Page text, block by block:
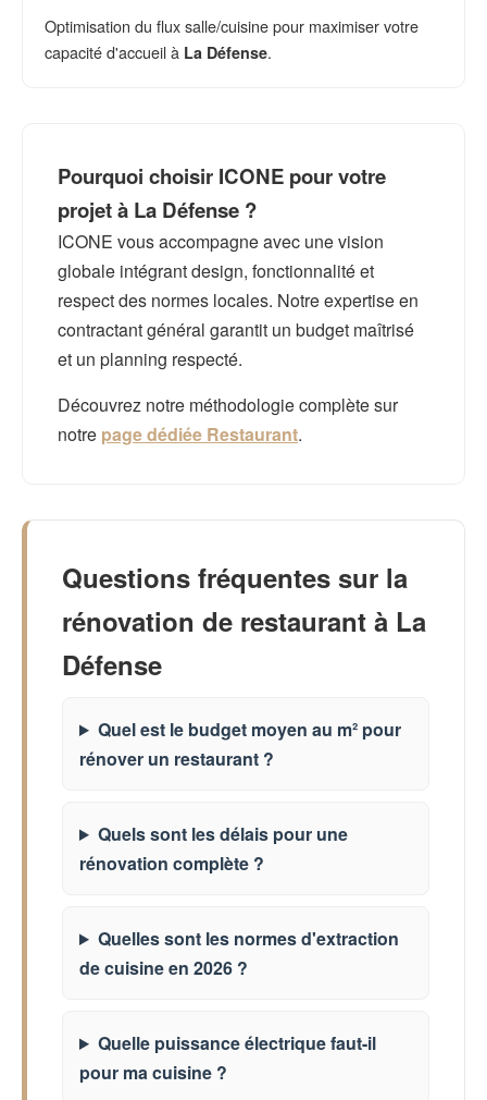
Optimisation du flux salle/cuisine pour maximiser votre
capacité d'accueil à La Défense.
Pourquoi choisir ICONE pour votre
projet à La Défense ?
ICONE vous accompagne avec une vision
globale intégrant design, fonctionnalité et
respect des normes locales. Notre expertise en
contractant général garantit un budget maîtrisé
et un planning respecté.
Découvrez notre méthodologie complète sur
notre page dédiée Restaurant.
Questions fréquentes sur la
rénovation de restaurant à La
Défense
Quel est le budget moyen au m² pour
rénover un restaurant ?
Quels sont les délais pour une
rénovation complète ?
Quelles sont les normes d'extraction
de cuisine en 2026 ?
Quelle puissance électrique faut-il
pour ma cuisine ?